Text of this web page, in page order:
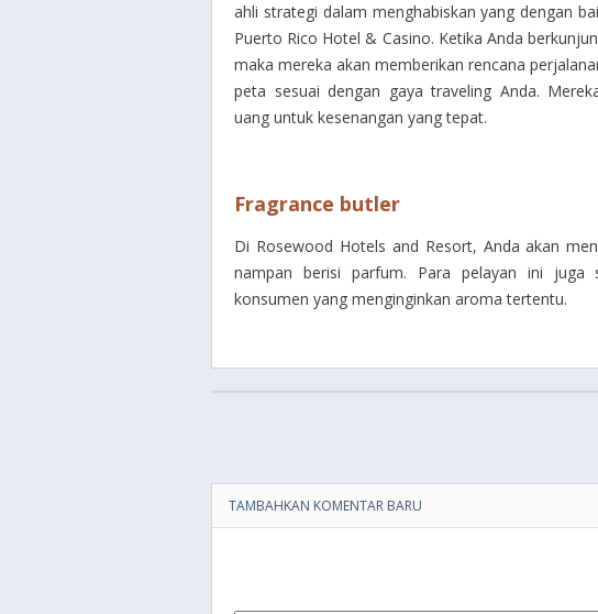
ahli strategi dalam menghabiskan yang dengan
Puerto Rico Hotel & Casino. Ketika Anda
maka mereka akan memberikan rencana
peta sesuai dengan gaya traveling Anda.
uang untuk kesenangan yang tepat.
Fragrance butler
Di Rosewood Hotels and Resort, Anda akan
nampan berisi parfum. Para pelayan ini
konsumen yang menginginkan aroma tertentu.
TAMBAHKAN KOMENTAR BARU